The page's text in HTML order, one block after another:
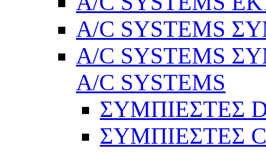
A/C SYSTEMS
A/C SYSTEMS
A/C SYSTEMS
ΣΥΜΠΙΕΣΤΕΣ
ΣΥΜΠΙΕΣΤΕΣ